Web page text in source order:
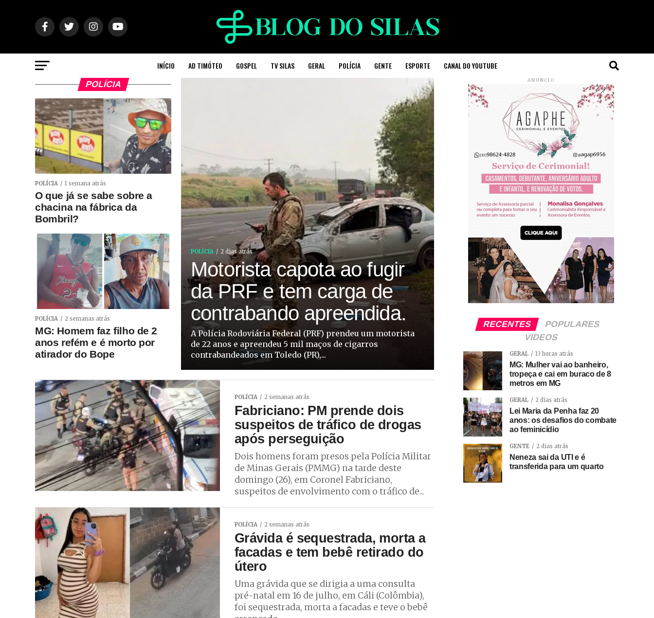
INÍCIO AD TIMÓTEO GOSPEL TV SILAS GERAL POLÍCIA GENTE ESPORTE CANAL DO YOUTUBE
POLÍCIA 2 dias atrás
Motorista capota ao fugir
da PRF e tem carga de
contrabando apreendida.
A Polícia Rodoviária Federal (PRF) prendeu um motorista
de 22 anos e apreendeu 5 mil maços de cigarros
contrabandeados em Toledo (PR),...
POLÍCIA
POLÍCIA 1 semana atrás
O que já se sabe sobre a
chacina na fábrica da
Bombril?
POLÍCIA 2 semanas atrás
MG: Homem faz filho de 2
anos refém e é morto por
atirador do Bope
POLÍCIA 2 semanas atrás
Fabriciano: PM prende dois
suspeitos de tráfico de drogas
após perseguição
Dois homens foram presos pela Polícia Militar
de Minas Gerais (PMMG) na tarde deste
domingo (26), em Coronel Fabriciano,
suspeitos de envolvimento com o tráfico de...
POLÍCIA 2 semanas atrás
Grávida é sequestrada, morta a
facadas e tem bebê retirado do
útero
Uma grávida que se dirigia a uma consulta
pré-natal em 16 de julho, em Cáli (Colômbia),
foi sequestrada, morta a facadas e teve o bebê
ANÚNCIO
RECENTES
POPULARES
VIDEOS
GERAL 13 horas atrás
MG: Mulher vai ao banheiro,
tropeça e cai em buraco de 8
metros em MG
GERAL 2 dias atrás
Lei Maria da Penha faz 20
anos: os desafios do combate
ao feminicídio
GENTE 2 dias atrás
Neneza sai da UTI e é
transferida para um quarto